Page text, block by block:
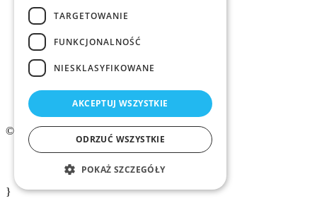
Członkostwo
Kontakt
Logo ZMID
© 2026 ZMiD.org.pl
Regulamin
Polityka prywatności ZMID
}
TARGETOWANIE
FUNKCJONALNOŚĆ
NIESKLASYFIKOWANE
AKCEPTUJ WSZYSTKIE
ODRZUĆ WSZYSTKIE
POKAŻ SZCZEGÓŁY